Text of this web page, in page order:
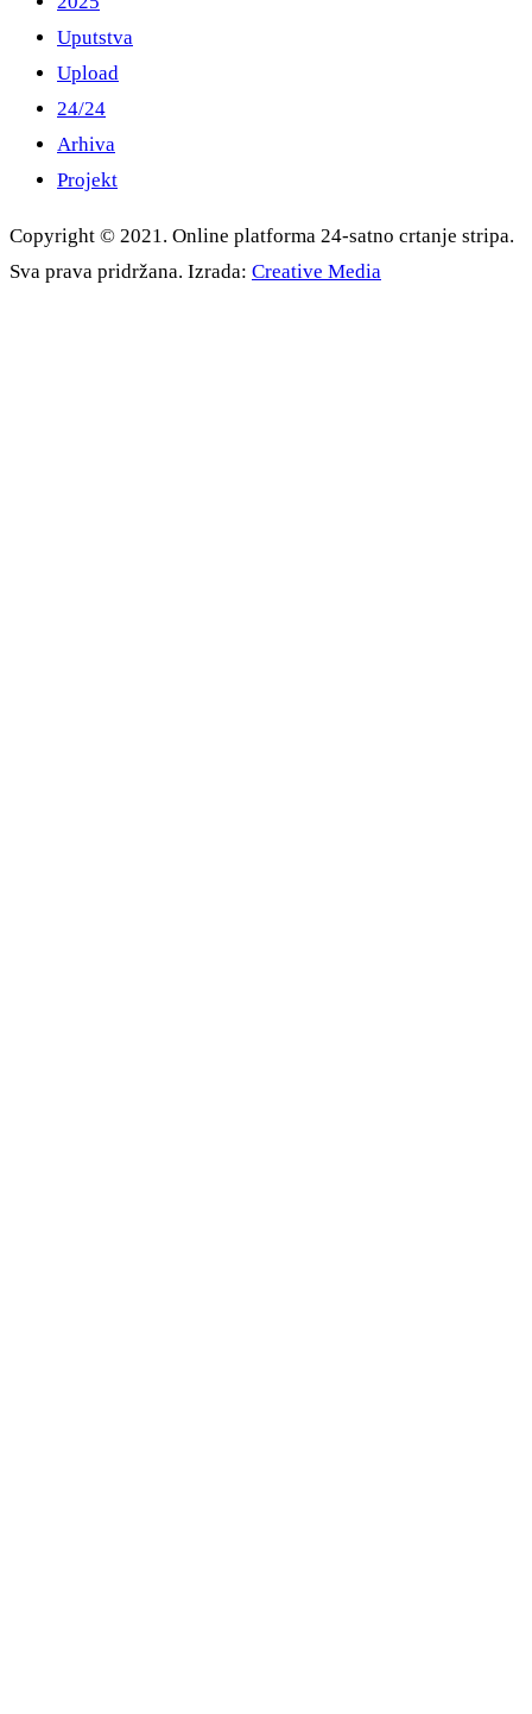
Uputstva
Upload
24/24
Arhiva
Projekt
Copyright © 2021. Online platforma 24-satno crtanje stripa.
Sva prava pridržana. Izrada: Creative Media